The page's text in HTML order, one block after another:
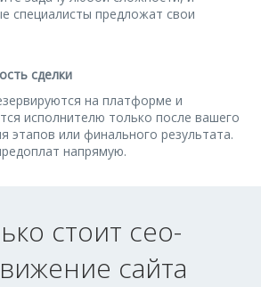
специалисты предложат свои
сделки
на платформе и
исполнителю только после вашего
этапов или финального результата.
напрямую.
стоит сео-
сайта